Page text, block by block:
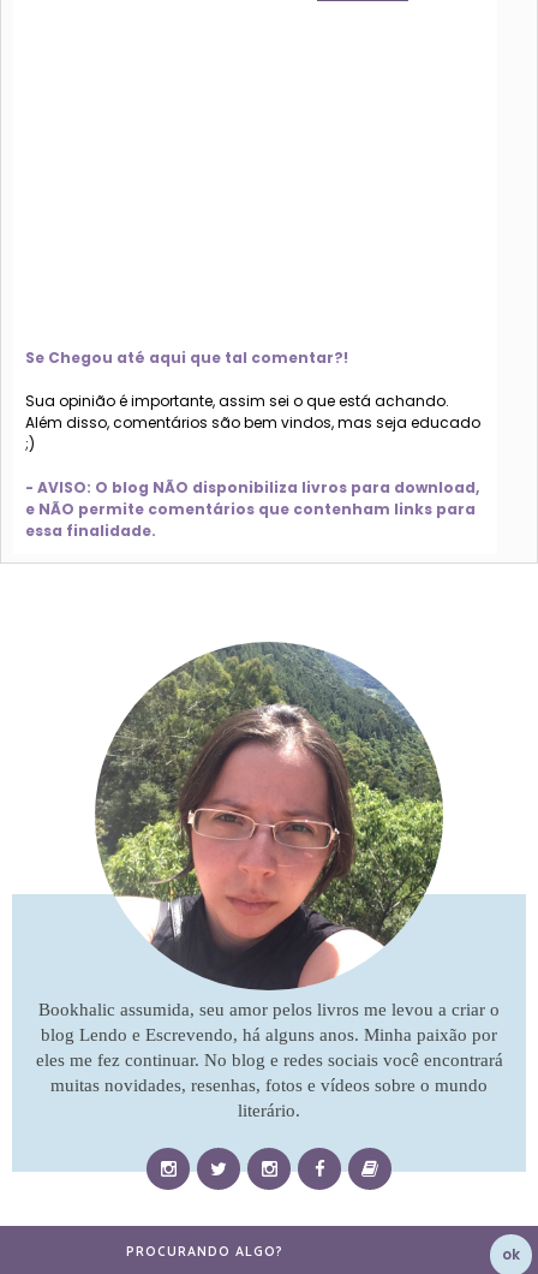
Se Chegou até aqui que tal comentar?!
Sua opinião é importante, assim sei o que está achando.
Além disso, comentários são bem vindos, mas seja educado
;)
- AVISO: O blog NÃO disponibiliza livros para download,
e NÃO permite comentários que contenham links para
essa finalidade.
Bookhalic assumida, seu amor pelos livros me levou a criar o
blog Lendo e Escrevendo, há alguns anos. Minha paixão por
eles me fez continuar. No blog e redes sociais você encontrará
muitas novidades, resenhas, fotos e vídeos sobre o mundo
literário.